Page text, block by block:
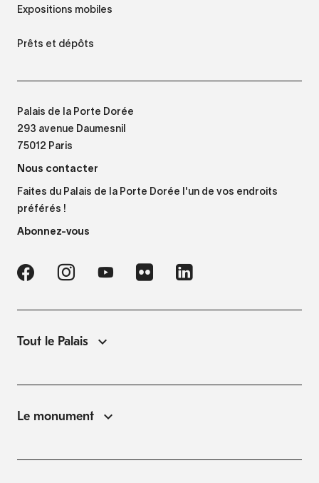
Expositions mobiles
Prêts et dépôts
Palais de la Porte Dorée
293 avenue Daumesnil
75012 Paris
Nous contacter
Faites du Palais de la Porte Dorée l'un de vos endroits
préférés !
Abonnez-vous
Tout le Palais
Le monument